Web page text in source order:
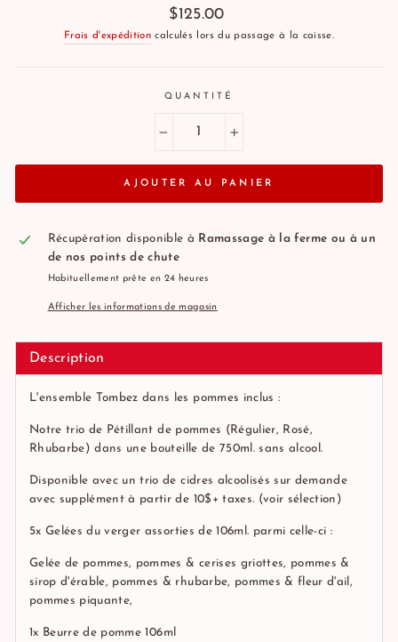
Prix
régulier
$125.00
Frais d'expédition calculés lors du passage à la caisse.
QUANTITÉ
AJOUTER AU PANIER
Récupération disponible à
Ramassage à la ferme ou à un
de nos points de chute
Habituellement prête en 24 heures
Afficher les informations de magasin
Description
L'ensemble Tombez dans les pommes inclus :
Notre trio de Pétillant de pommes (Régulier, Rosé,
Rhubarbe ) dans une bouteille de 750ml. sans alcool.
Disponible avec un trio de cidres alcoolisés sur demande
avec supplément à partir de 10$+ taxes. (voir sélection)
5xGelées du verger assorties de 106ml. parmi celle-ci :
Gelée de pommes, pommes & cerises griottes, pommes &
sirop d'érable, pommes & rhubarbe, pommes & fleur d'ail,
pommes piquante,
1x Beurre de pomme 106ml